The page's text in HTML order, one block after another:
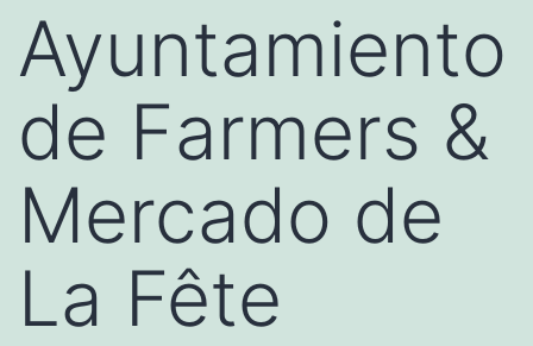
Ayuntamiento
de Farmers &
Mercado de
La Fête